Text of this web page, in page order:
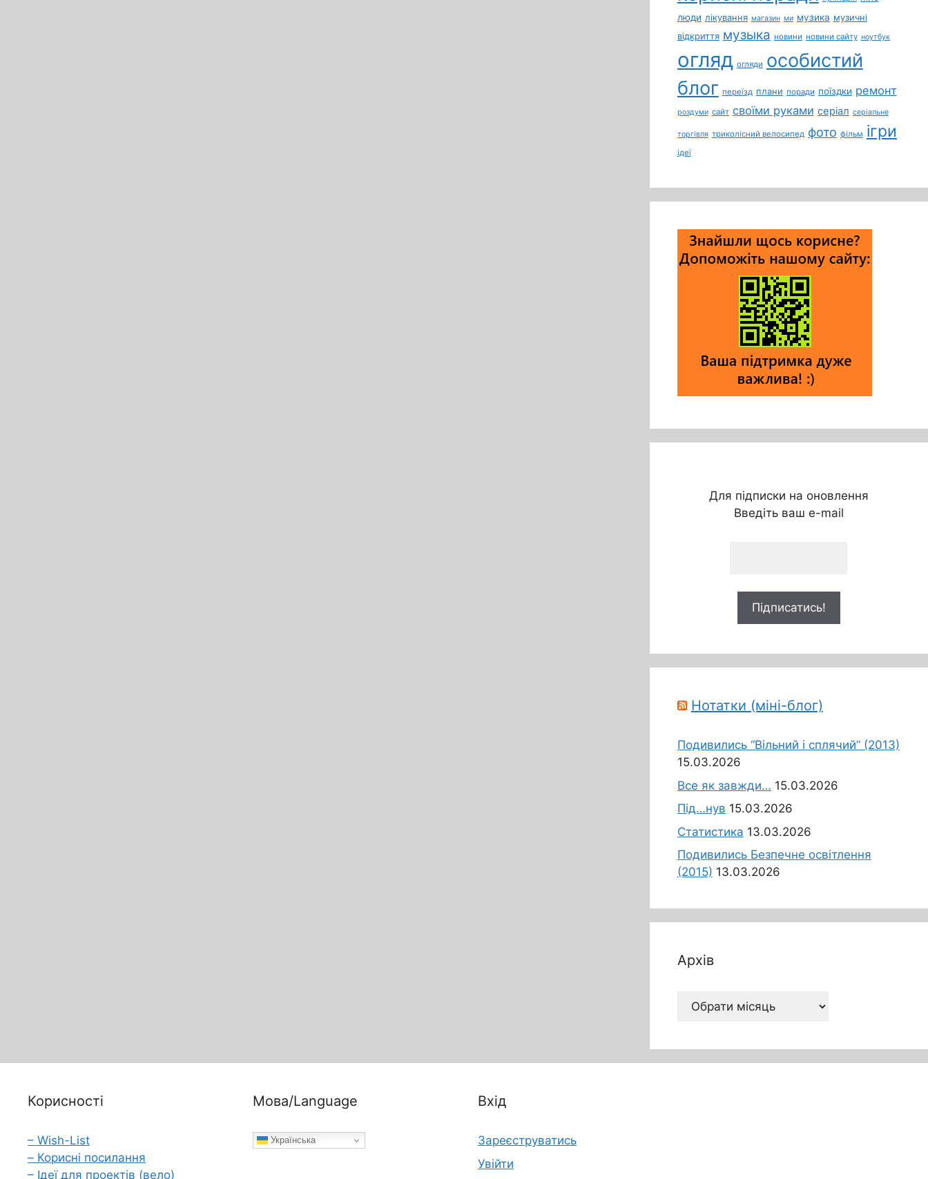
люди лікування магазин ми музика музичні
відкриття музыка новини новини сайту ноутбук
огляд огляди особистий
блог переїзд плани поради поїздки ремонт
роздуми сайт своїми руками серіал серіальне
торгівля триколісний велосипед фото фільм ігри
ідеї
Для підписки на оновлення
Введіть ваш e-mail
Нотатки (міні-блог)
Подивились “Вільний і сплячий” (2013)
15.03.2026
Все як завжди… 15.03.2026
Під…нув 15.03.2026
Статистика 13.03.2026
Подивились Безпечне освітлення
(2015) 13.03.2026
Архів
Архів
Корисності
– Wish-List
– Корисні посилання
– Ідеї для проектів (вело)
Мова/Language
Українська
Вхід
Зареєструватись
Увійти